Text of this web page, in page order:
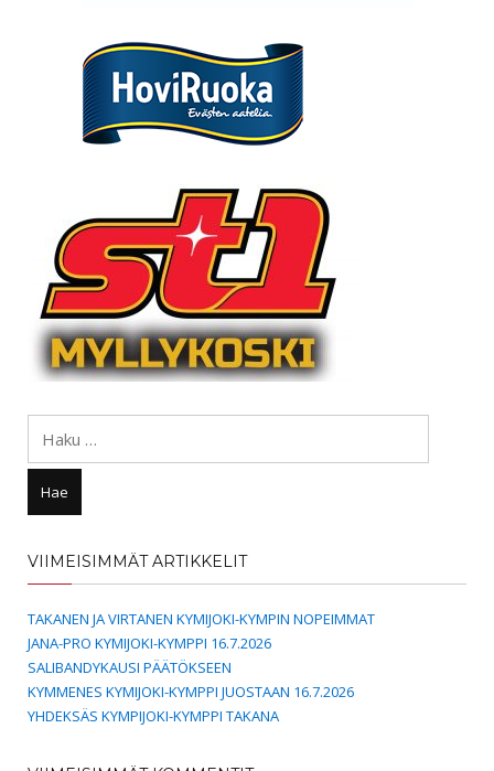
VIIMEISIMMÄT ARTIKKELIT
TAKANEN JA VIRTANEN KYMIJOKI-KYMPIN NOPEIMMAT
JANA-PRO KYMIJOKI-KYMPPI 16.7.2026
SALIBANDYKAUSI PÄÄTÖKSEEN
KYMMENES KYMIJOKI-KYMPPI JUOSTAAN 16.7.2026
YHDEKSÄS KYMPIJOKI-KYMPPI TAKANA